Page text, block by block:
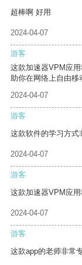
超棒啊 好用
2024-04-07
游客
这款加速器VPM应
助你在网络上自由移
2024-04-07
游客
这款软件的学习方式
2024-04-07
游客
这款加速器VPM应
2024-04-07
游客
这款app的老师非常